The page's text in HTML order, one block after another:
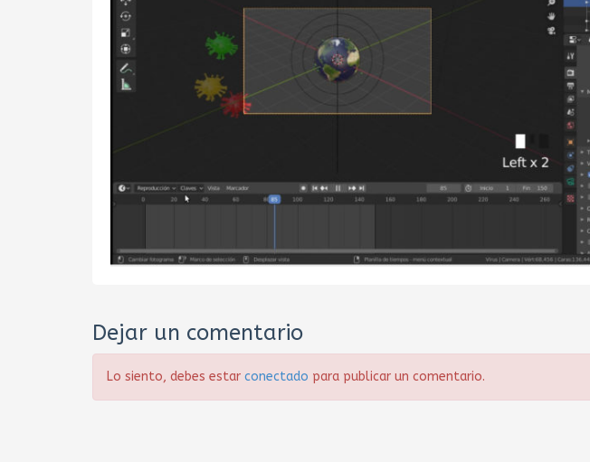
Dejar un comentario
Lo siento, debes estar conectado para publicar un comentario.